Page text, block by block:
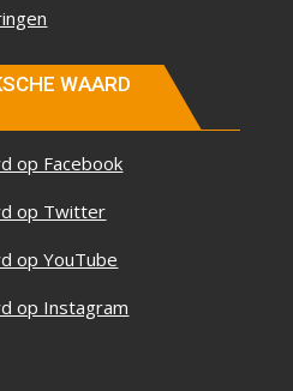
WAARD
op Facebook
op Twitter
op YouTube
op Instagram